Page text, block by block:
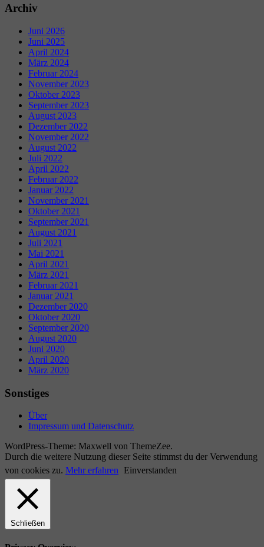
Archiv
Juni 2026
Juni 2025
April 2024
März 2024
Februar 2024
November 2023
Oktober 2023
September 2023
August 2023
Dezember 2022
November 2022
August 2022
Juli 2022
April 2022
Februar 2022
Januar 2022
November 2021
Oktober 2021
September 2021
August 2021
Juli 2021
Mai 2021
April 2021
März 2021
Februar 2021
Januar 2021
Dezember 2020
Oktober 2020
September 2020
August 2020
Juni 2020
April 2020
März 2020
Sonstiges
Über
Impressum und Datenschutz
WordPress-Theme: Maxwell von ThemeZee.
Durch die weitere Nutzung dieser Seite stimmst du der Verwendung
von cookies zu. Mehr erfahren Einverstanden
Schließen